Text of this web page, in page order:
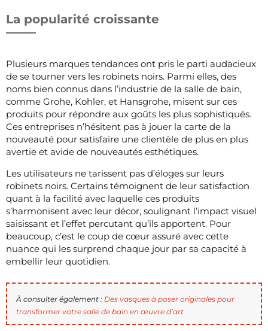
La popularité croissante
Plusieurs marques tendances ont pris le parti audacieux
de se tourner vers les robinets noirs. Parmi elles, des
noms bien connus dans l’industrie de la salle de bain,
comme Grohe, Kohler, et Hansgrohe, misent sur ces
produits pour répondre aux goûts les plus sophistiqués.
Ces entreprises n’hésitent pas à jouer la carte de la
nouveauté pour satisfaire une clientèle de plus en plus
avertie et avide de nouveautés esthétiques.
Les utilisateurs ne tarissent pas d’éloges sur leurs
robinets noirs. Certains témoignent de leur satisfaction
quant à la facilité avec laquelle ces produits
s’harmonisent avec leur décor, soulignant l’impact visuel
saisissant et l’effet percutant qu’ils apportent. Pour
beaucoup, c’est le coup de cœur assuré avec cette
nuance qui les surprend chaque jour par sa capacité à
embellir leur quotidien.
À consulter également : Des vasques à poser originales pour
transformer votre salle de bain en œuvre d’art